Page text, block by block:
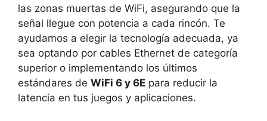
las zonas muertas de WiFi, asegurando que la
señal llegue con potencia a cada rincón. Te
ayudamos a elegir la tecnología adecuada, ya
sea optando por cables Ethernet de categoría
superior o implementando los últimos
estándares de WiFi 6 y 6E para reducir la
latencia en tus juegos y aplicaciones.